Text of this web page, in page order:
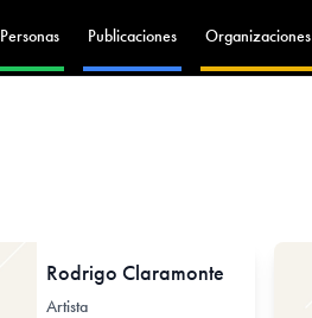
Personas Publicaciones Organizaciones
Rodrigo Claramonte
Artista